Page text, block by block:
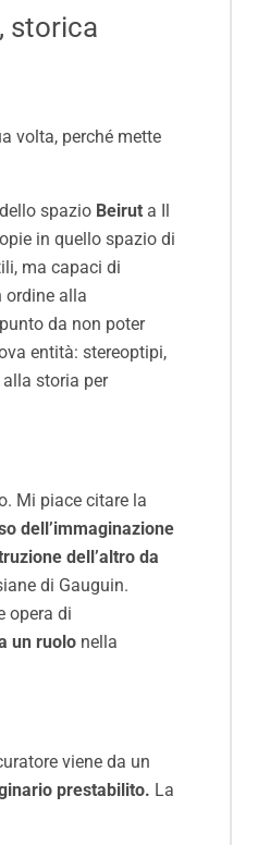
storica
volta, perché mette
spazio Beirut a Il
in quello spazio di
ma capaci di
ordine alla
da non poter
entità: stereoptipi,
storia per
Mi piace citare la
dell’immaginazione
dell’altro da
di Gauguin.
opera di
un ruolo nella
viene da un
prestabilito. La